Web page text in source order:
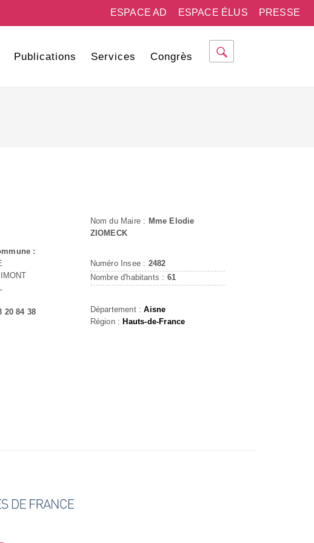
PRESSE
ESPACE ÉLUS
ESPACE AD
Publications Services Congrès
:
20 84 38
Nom du Maire : Mme Elodie
ZIOMECK
Numéro Insee : 2482
Nombre d'habitants : 61
Département :Aisne
Région : Hauts-de-France